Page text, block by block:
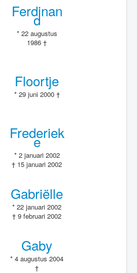
Ferdinan
d
* 22 augustus
1986 †
Floortje
* 29 juni 2000 †
Frederiek
e
* 2 januari 2002
† 15 januari 2002
Gabriëlle
* 22 januari 2002
† 9 februari 2002
Gaby
* 4 augustus 2004
†